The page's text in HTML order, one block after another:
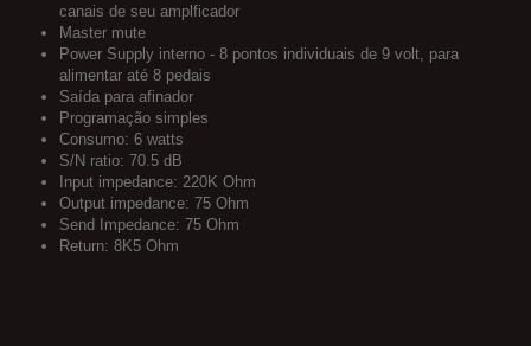
canais de seu amplficador
Master mute
Power Supply interno - 8 pontos individuais de 9 volt, para
alimentar até 8 pedais
Saída para afinador
Programação simples
Consumo: 6 watts
S/N ratio: 70.5 dB
Input impedance: 220K Ohm
Output impedance: 75 Ohm
Send Impedance: 75 Ohm
Return: 8K5 Ohm